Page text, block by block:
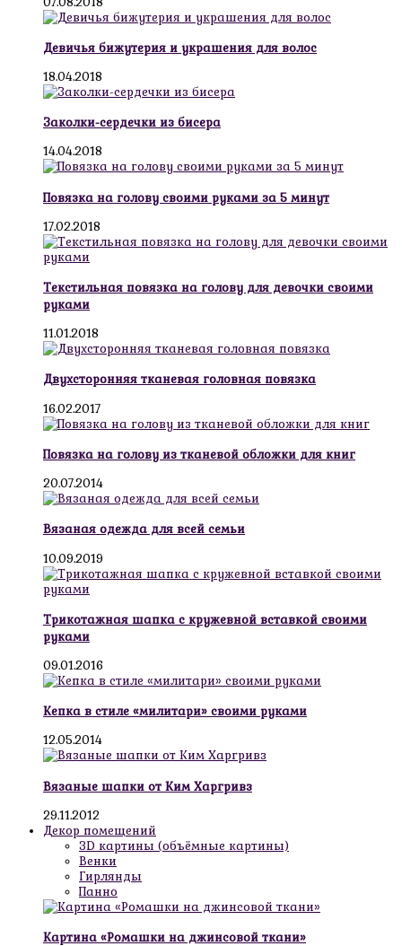
Девичья бижутерия и украшения для волос
18.04.2018
Заколки-сердечки из бисера
14.04.2018
Повязка на голову своими руками за 5 минут
17.02.2018
Текстильная повязка на голову для девочки своими
руками
11.01.2018
Двухсторонняя тканевая головная повязка
16.02.2017
Повязка на голову из тканевой обложки для книг
20.07.2014
Вязаная одежда для всей семьи
10.09.2019
Трикотажная шапка с кружевной вставкой своими
руками
09.01.2016
Кепка в стиле «милитари» своими руками
12.05.2014
Вязаные шапки от Ким Харгривз
29.11.2012
Декор помещений
3D картины (объёмные картины)
Венки
Гирлянды
Панно
Картина «Ромашки на джинсовой ткани»